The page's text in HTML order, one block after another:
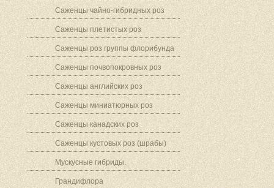
Саженцы чайно-гибридных роз
Саженцы плетистых роз
Саженцы роз группы флорибунда
Саженцы почвопокровных роз
Саженцы английских роз
Саженцы миниатюрных роз
Саженцы канадских роз
Саженцы кустовых роз (шрабы)
Мускусные гибриды.
Грандифлора